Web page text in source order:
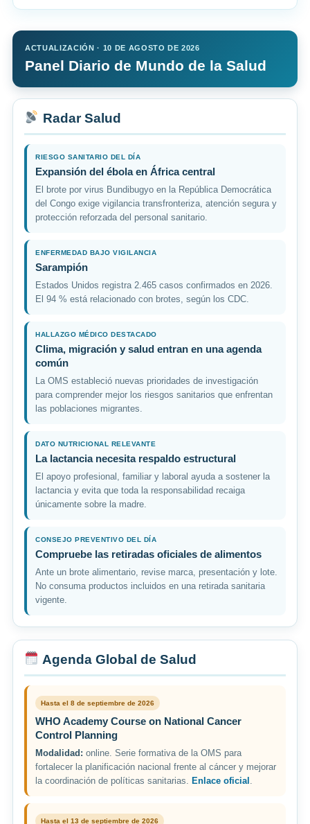
ACTUALIZACIÓN · 10 DE AGOSTO DE 2026
Panel Diario de Mundo de la Salud
Radar Salud
RIESGO SANITARIO DEL DÍA
Expansión del ébola en África central
El brote por virus Bundibugyo en la República Democrática
del Congo exige vigilancia transfronteriza, atención segura y
protección reforzada del personal sanitario.
ENFERMEDAD BAJO VIGILANCIA
Sarampión
Estados Unidos registra 2.465 casos confirmados en 2026.
El 94 % está relacionado con brotes, según los CDC.
HALLAZGO MÉDICO DESTACADO
Clima, migración y salud entran en una agenda
común
La OMS estableció nuevas prioridades de investigación
para comprender mejor los riesgos sanitarios que enfrentan
las poblaciones migrantes.
DATO NUTRICIONAL RELEVANTE
La lactancia necesita respaldo estructural
El apoyo profesional, familiar y laboral ayuda a sostener la
lactancia y evita que toda la responsabilidad recaiga
únicamente sobre la madre.
CONSEJO PREVENTIVO DEL DÍA
Compruebe las retiradas oficiales de alimentos
Ante un brote alimentario, revise marca, presentación y lote.
No consuma productos incluidos en una retirada sanitaria
vigente.
Agenda Global de Salud
Hasta el 8 de septiembre de 2026
WHO Academy Course on National Cancer
Control Planning
Modalidad: online. Serie formativa de la OMS para
fortalecer la planificación nacional frente al cáncer y mejorar
la coordinación de políticas sanitarias. Enlace oficial
Hasta el 13 de septiembre de 2026